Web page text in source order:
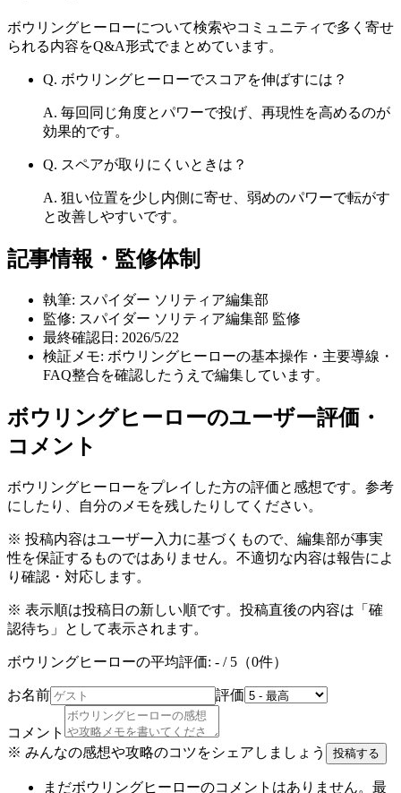
ボウリングヒーローについて検索やコミュニティで多く寄せ
られる内容をQ&A形式でまとめています。
Q. ボウリングヒーローでスコアを伸ばすには？
A. 毎回同じ角度とパワーで投げ、再現性を高めるのが
効果的です。
Q. スペアが取りにくいときは？
A. 狙い位置を少し内側に寄せ、弱めのパワーで転がす
と改善しやすいです。
記事情報・監修体制
執筆: スパイダー ソリティア編集部
監修: スパイダー ソリティア編集部 監修
最終確認日: 2026/5/22
検証メモ: ボウリングヒーローの基本操作・主要導線・
FAQ整合を確認したうえで編集しています。
ボウリングヒーローのユーザー評価・
コメント
ボウリングヒーローをプレイした方の評価と感想です。参考
にしたり、自分のメモを残したりしてください。
※ 投稿内容はユーザー入力に基づくもので、編集部が事実
性を保証するものではありません。不適切な内容は報告によ
り確認・対応します。
※ 表示順は投稿日の新しい順です。投稿直後の内容は「確
認待ち」として表示されます。
ボウリングヒーローの平均評価: - / 5（0件）
お名前 評価
コメント
※ みんなの感想や攻略のコツをシェアしましょう
投稿する
まだボウリングヒーローのコメントはありません。最